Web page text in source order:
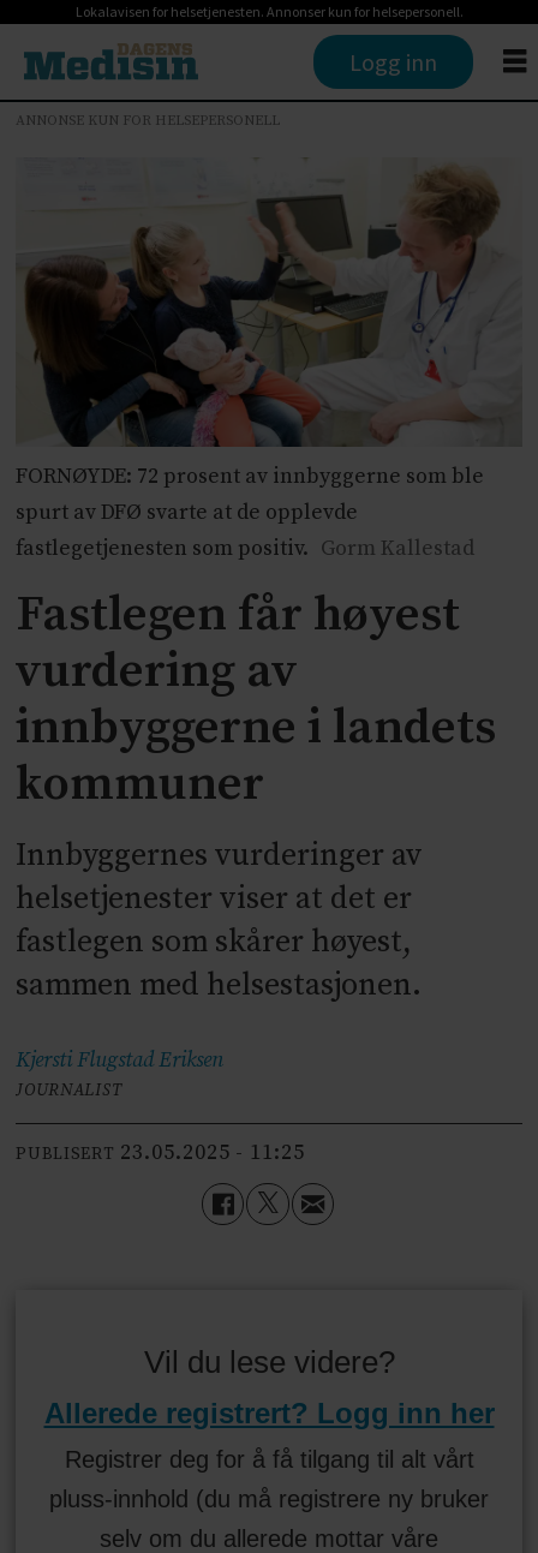
Lokalavisen for helsetjenesten. Annonser kun for helsepersonell.
Logg inn
ANNONSE KUN FOR HELSEPERSONELL
FORNØYDE: 72 prosent av innbyggerne som ble
spurt av DFØ svarte at de opplevde
fastlegetjenesten som positiv. Gorm Kallestad
Fastlegen får høyest
vurdering av
innbyggerne i landets
kommuner
Innbyggernes vurderinger av
helsetjenester viser at det er
fastlegen som skårer høyest,
sammen med helsestasjonen.
Kjersti FlugstadEriksen
JOURNALIST
PUBLISERT 23.05.2025 - 11:25
Vil du lese videre?
Allerede registrert? Logg inn her
Registrer deg for å få tilgang til alt vårt
pluss-innhold (du må registrere ny bruker
selv om du allerede mottar våre